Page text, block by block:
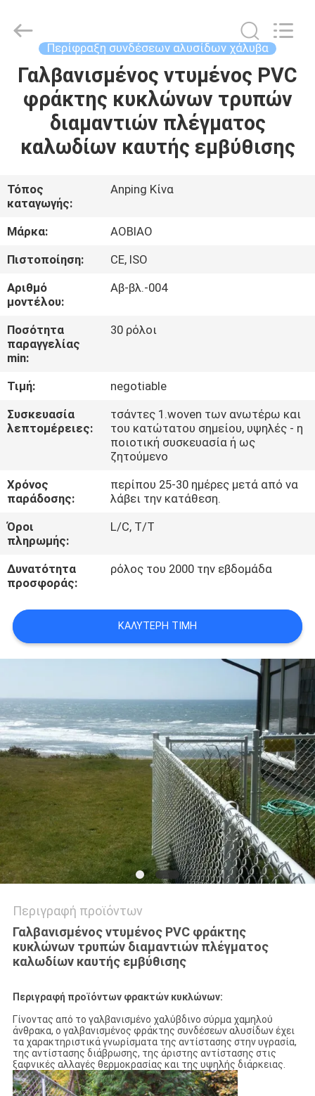
ΣΠΊΤΙ
ΠΡΟΪΌΝΤΑ
ΕΜΕΊΣ
ΓΎΡΟΣ
ΕΡΓΟΣΤΑΣΊΩΝ
ΠΟΙΟΤΙΚΌΣ
ΈΛΕΓΧΟΣ
ΕΛΆΤΕ
ΣΕ
ΕΠΑΦΉ
ΕΙΔΉΣΕΙΣ
ΈΝΑ
ΑΠΌΣΠΑΣΜΑ
SITEMAP
PRIVACY
POLICY
Rights
Περίφραξη συνδέσεων αλυσίδων χάλυβα
Γαλβανισμένος ντυμένος PVC
φράκτης κυκλώνων τρυπών
διαμαντιών πλέγματος
καλωδίων καυτής εμβύθισης
Τόπος
καταγωγής:
Anping Κίνα
Μάρκα:
AOBIAO
Πιστοποίηση:
CE, ISO
Αριθμό
μοντέλου:
Αβ-βλ.-004
Ποσότητα
παραγγελίας
min:
30 ρόλοι
Τιμή:
negotiable
Συσκευασία
λεπτομέρειες:
τσάντες 1.woven των ανωτέρω και
του κατώτατου σημείου, υψηλές - η
ποιοτική συσκευασία ή ως
ζητούμενο
Χρόνος
παράδοσης:
περίπου 25-30 ημέρες μετά από να
λάβει την κατάθεση.
Όροι
πληρωμής:
L/C, T/T
Δυνατότητα
προσφοράς:
ρόλος του 2000 την εβδομάδα
ΚΑΛΎΤΕΡΗ ΤΙΜΉ
Περιγραφή προϊόντων
Γαλβανισμένος ντυμένος PVC φράκτης
κυκλώνων τρυπών διαμαντιών πλέγματος
καλωδίων καυτής εμβύθισης
Περιγραφή προϊόντων φρακτών κυκλώνων:
Γίνοντας από το γαλβανισμένο χαλύβδινο σύρμα χαμηλού
άνθρακα, ο γαλβανισμένος φράκτης συνδέσεων αλυσίδων έχει
τα χαρακτηριστικά γνωρίσματα της αντίστασης στην υγρασία,
της αντίστασης διάβρωσης, της άριστης αντίστασης στις
ξαφνικές αλλαγές θερμοκρασίας και της υψηλής διάρκειας.